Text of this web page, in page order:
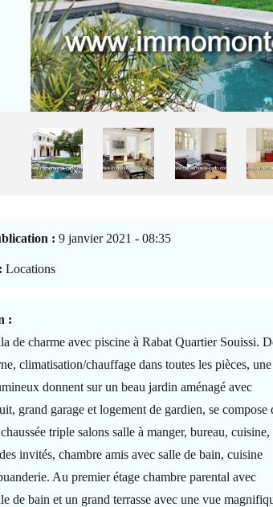
: 9 janvier 2021 - 08:35
Locations
:
de charme avec piscine à Rabat Quartier Souissi.
climatisation/chauffage dans toutes les pièces, une
donnent sur un beau jardin aménagé avec
grand garage et logement de gardien, se compose
triple salons salle à manger, bureau, cuisine,
invités, chambre amis avec salle de bain, cuisine
Au premier étage chambre parental avec
de bain et un grand terrasse avec une vue